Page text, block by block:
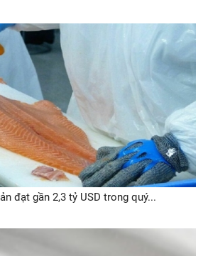
đạt gần 2,3 tỷ USD trong quý...